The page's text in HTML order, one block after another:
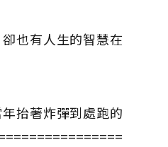
也有人生的智慧在
抬著炸彈到處跑的